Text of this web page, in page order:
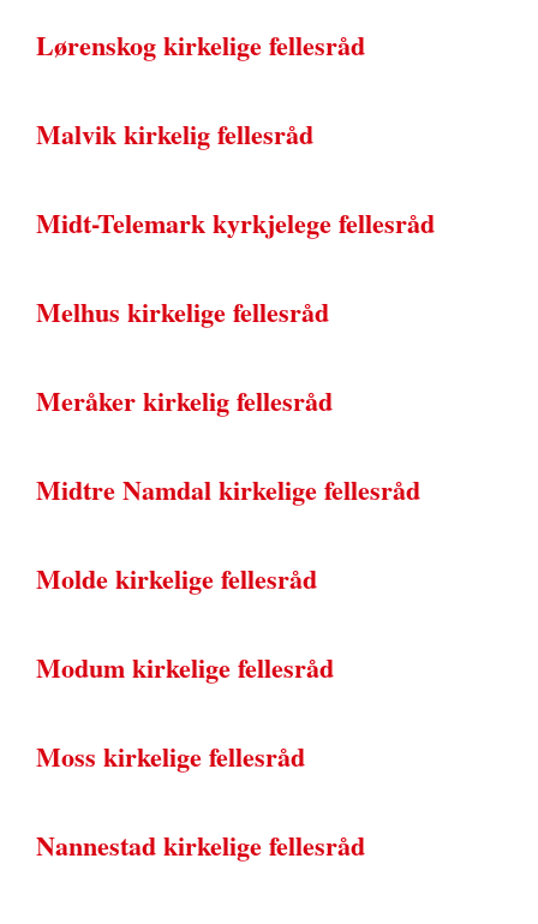
Lørenskog kirkelige fellesråd
Malvik kirkelig fellesråd
Midt-Telemark kyrkjelege fellesråd
Melhus kirkelige fellesråd
Meråker kirkelig fellesråd
Midtre Namdal kirkelige fellesråd
Molde kirkelige fellesråd
Modum kirkelige fellesråd
Moss kirkelige fellesråd
Nannestad kirkelige fellesråd